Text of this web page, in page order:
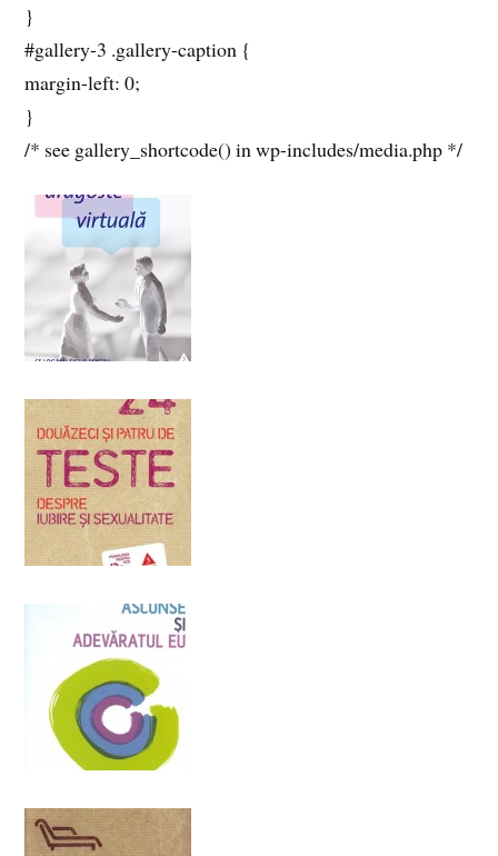
}
#gallery-3 .gallery-caption {
margin-left: 0;
}
/* see gallery_shortcode() in wp-includes/media.php */